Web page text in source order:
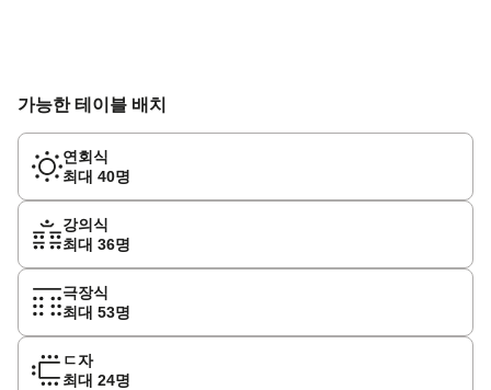
가능한 테이블 배치
연회식
최대 40명
강의식
최대 36명
극장식
최대 53명
ㄷ자
최대 24명